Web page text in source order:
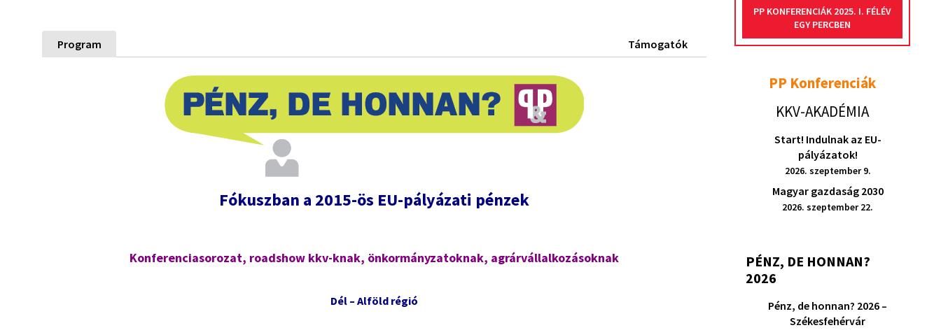
Program Támogatók
Fókuszban a 2015-ös EU-pályázati pénzek
Konferenciasorozat, roadshow kkv-knak, önkormányzatoknak, agrárvállalkozásoknak
Dél – Alföld régió
PP KONFERENCIÁK 2025. I. FÉLÉV
EGY PERCBEN
PP Konferenciák
KKV-AKADÉMIA
Start! Indulnak az EU-
pályázatok!
2026. szeptember 9.
Magyar gazdaság 2030
2026. szeptember 22.
PÉNZ, DE HONNAN?
2026
Pénz, de honnan? 2026 –
Székesfehérvár